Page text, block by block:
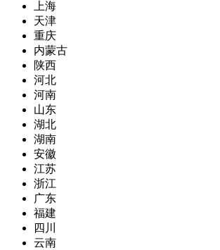
上海
天津
重庆
内蒙古
陕西
河北
河南
山东
湖北
湖南
安徽
江苏
浙江
广东
福建
四川
云南